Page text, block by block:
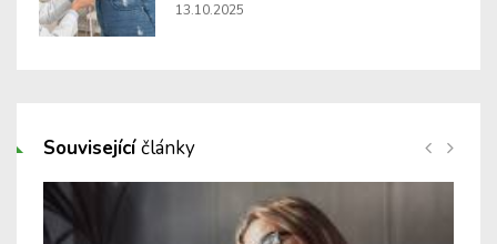
13.10.2025
Souvisejícíčlánky